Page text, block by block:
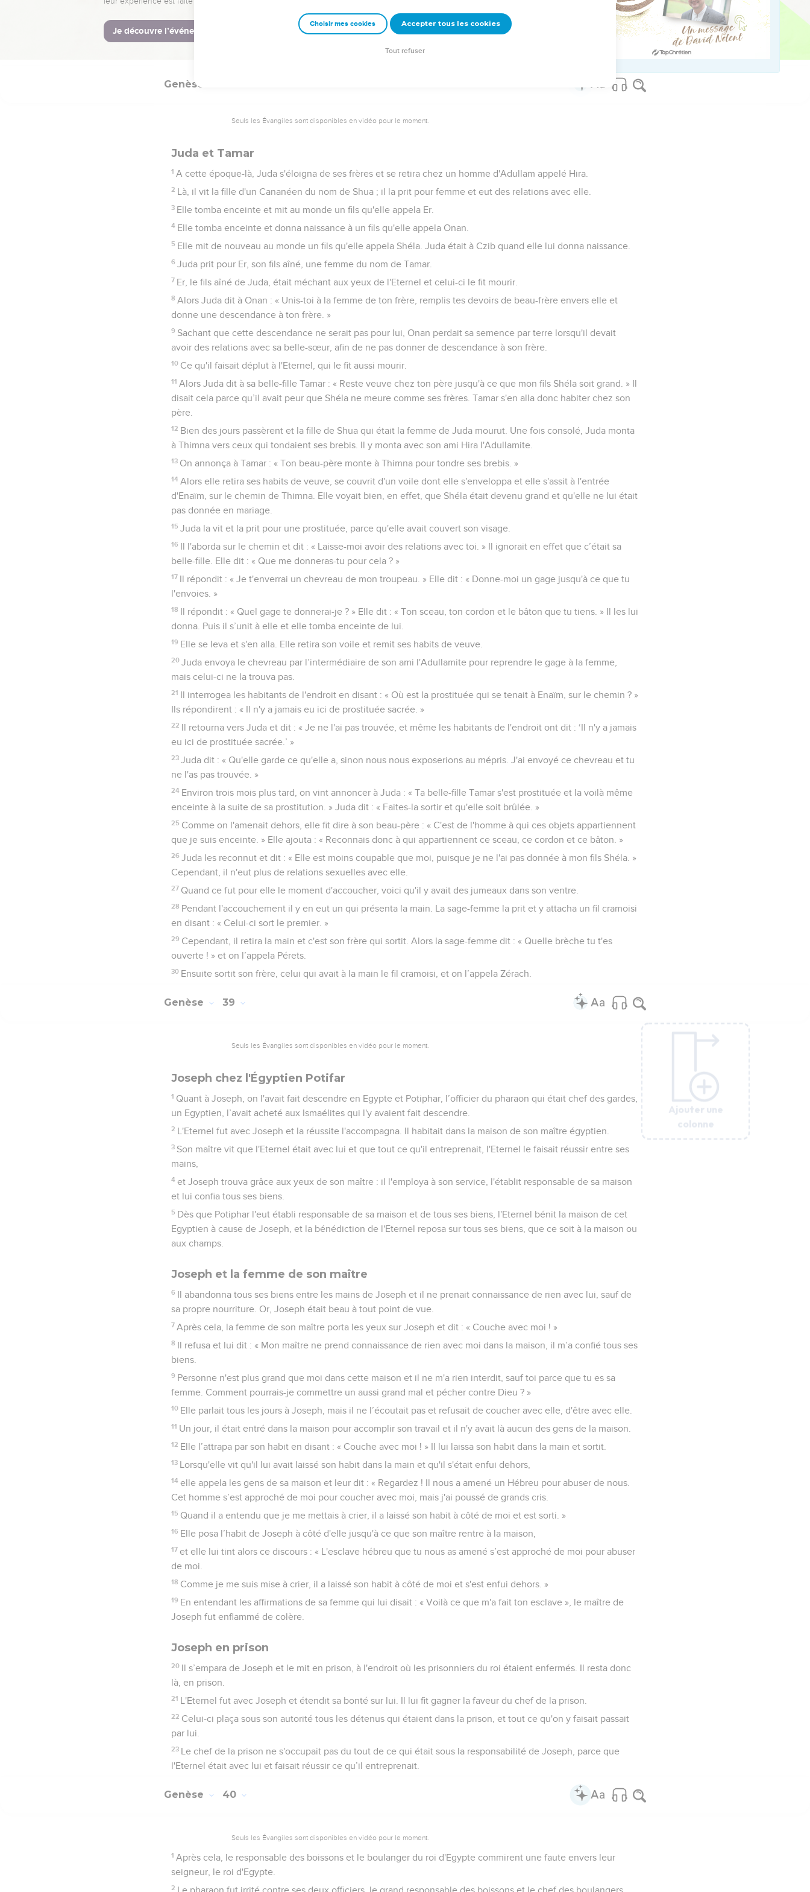
le deuil que je descendrai vers mon fils au séjour des morts », et il pleurait son fils.
36 Quant aux Madianites, ils vendirent Joseph en Egypte à Potiphar, un officier du pharaon qui était chef des
Ajouter une
colonne
Genèse
Seuls les Évangiles sont disponibles en vidéo pour le moment.
Juda et Tamar
1 A cette époque-là, Juda s'éloigna de ses frères et se retira chez un homme d'Adullam appelé Hira.
2 Là, il vit la fille d'un Cananéen du nom de Shua ; il la prit pour femme et eut des relations avec elle.
3 Elle tomba enceinte et mit au monde un fils qu'elle appela Er.
4 Elle tomba enceinte et donna naissance à un fils qu'elle appela Onan.
5 Elle mit de nouveau au monde un fils qu'elle appela Shéla. Juda était à Czib quand elle lui donna naissance.
6 Juda prit pour Er, son fils aîné, une femme du nom de Tamar.
7 Er, le fils aîné de Juda, était méchant aux yeux de l'Eternel et celui-ci le fit mourir.
8 Alors Juda dit à Onan : « Unis-toi à la femme de ton frère, remplis tes devoirs de beau-frère envers elle et
donne une descendance à ton frère. »
9 Sachant que cette descendance ne serait pas pour lui, Onan perdait sa semence par terre lorsqu'il devait
avoir des relations avec sa belle-sœur, afin de ne pas donner de descendance à son frère.
10 Ce qu'il faisait déplut à l'Eternel, qui le fit aussi mourir.
11 Alors Juda dit à sa belle-fille Tamar : « Reste veuve chez ton père jusqu'à ce que mon fils Shéla soit grand. » Il
disait cela parce qu’il avait peur que Shéla ne meure comme ses frères. Tamar s'en alla donc habiter chez son
père.
12 Bien des jours passèrent et la fille de Shua qui était la femme de Juda mourut. Une fois consolé, Juda monta
à Thimna vers ceux qui tondaient ses brebis. Il y monta avec son ami Hira l'Adullamite.
13 On annonça à Tamar : « Ton beau-père monte à Thimna pour tondre ses brebis. »
14 Alors elle retira ses habits de veuve, se couvrit d'un voile dont elle s'enveloppa et elle s'assit à l'entrée
d'Enaïm, sur le chemin de Thimna. Elle voyait bien, en effet, que Shéla était devenu grand et qu'elle ne lui était
pas donnée en mariage.
15 Juda la vit et la prit pour une prostituée, parce qu'elle avait couvert son visage.
16 Il l'aborda sur le chemin et dit : « Laisse-moi avoir des relations avec toi. » Il ignorait en effet que c’était sa
belle-fille. Elle dit : « Que me donneras-tu pour cela ? »
17 Il répondit : « Je t'enverrai un chevreau de mon troupeau. » Elle dit : « Donne-moi un gage jusqu'à ce que tu
l'envoies. »
18 Il répondit : « Quel gage te donnerai-je ? » Elle dit : « Ton sceau, ton cordon et le bâton que tu tiens. » Il les lui
donna. Puis il s’unit à elle et elle tomba enceinte de lui.
19 Elle se leva et s'en alla. Elle retira son voile et remit ses habits de veuve.
20 Juda envoya le chevreau par l’intermédiaire de son ami l'Adullamite pour reprendre le gage à la femme,
mais celui-ci ne la trouva pas.
21 Il interrogea les habitants de l'endroit en disant : « Où est la prostituée qui se tenait à Enaïm, sur le chemin ? »
Ils répondirent : « Il n'y a jamais eu ici de prostituée sacrée. »
22 Il retourna vers Juda et dit : « Je ne l'ai pas trouvée, et même les habitants de l'endroit ont dit : ‘Il n'y a jamais
eu ici de prostituée sacrée.’ »
23 Juda dit : « Qu'elle garde ce qu'elle a, sinon nous nous exposerions au mépris. J'ai envoyé ce chevreau et tu
ne l'as pas trouvée. »
24 Environ trois mois plus tard, on vint annoncer à Juda : « Ta belle-fille Tamar s'est prostituée et la voilà même
enceinte à la suite de sa prostitution. » Juda dit : « Faites-la sortir et qu'elle soit brûlée. »
25 Comme on l'amenait dehors, elle fit dire à son beau-père : « C'est de l'homme à qui ces objets appartiennent
que je suis enceinte. » Elle ajouta : « Reconnais donc à qui appartiennent ce sceau, ce cordon et ce bâton. »
26 Juda les reconnut et dit : « Elle est moins coupable que moi, puisque je ne l'ai pas donnée à mon fils Shéla. »
Cependant, il n'eut plus de relations sexuelles avec elle.
27 Quand ce fut pour elle le moment d'accoucher, voici qu'il y avait des jumeaux dans son ventre.
28 Pendant l'accouchement il y en eut un qui présenta la main. La sage-femme la prit et y attacha un fil cramoisi
en disant : « Celui-ci sort le premier. »
29 Cependant, il retira la main et c'est son frère qui sortit. Alors la sage-femme dit : « Quelle brèche tu t'es
ouverte ! » et on l’appela Pérets.
30 Ensuite sortit son frère, celui qui avait à la main le fil cramoisi, et on l’appela Zérach.
Ajouter une
colonne
Genèse 39
Seuls les Évangiles sont disponibles en vidéo pour le moment.
Joseph chez l'Égyptien Potifar
1 Quant à Joseph, on l'avait fait descendre en Egypte et Potiphar, l’officier du pharaon qui était chef des gardes,
un Egyptien, l’avait acheté aux Ismaélites qui l'y avaient fait descendre.
2 L'Eternel fut avec Joseph et la réussite l'accompagna. Il habitait dans la maison de son maître égyptien.
3 Son maître vit que l'Eternel était avec lui et que tout ce qu'il entreprenait, l'Eternel le faisait réussir entre ses
mains,
4 et Joseph trouva grâce aux yeux de son maître : il l'employa à son service, l'établit responsable de sa maison
et lui confia tous ses biens.
5 Dès que Potiphar l'eut établi responsable de sa maison et de tous ses biens, l'Eternel bénit la maison de cet
Egyptien à cause de Joseph, et la bénédiction de l'Eternel reposa sur tous ses biens, que ce soit à la maison ou
aux champs.
Joseph et la femme de son maître
6 Il abandonna tous ses biens entre les mains de Joseph et il ne prenait connaissance de rien avec lui, sauf de
sa propre nourriture. Or, Joseph était beau à tout point de vue.
7 Après cela, la femme de son maître porta les yeux sur Joseph et dit : « Couche avec moi ! »
8 Il refusa et lui dit : « Mon maître ne prend connaissance de rien avec moi dans la maison, il m’a confié tous ses
biens.
9 Personne n'est plus grand que moi dans cette maison et il ne m'a rien interdit, sauf toi parce que tu es sa
femme. Comment pourrais-je commettre un aussi grand mal et pécher contre Dieu ? »
10 Elle parlait tous les jours à Joseph, mais il ne l’écoutait pas et refusait de coucher avec elle, d'être avec elle.
11 Un jour, il était entré dans la maison pour accomplir son travail et il n'y avait là aucun des gens de la maison.
12 Elle l’attrapa par son habit en disant : « Couche avec moi ! » Il lui laissa son habit dans la main et sortit.
13 Lorsqu'elle vit qu'il lui avait laissé son habit dans la main et qu'il s'était enfui dehors,
14 elle appela les gens de sa maison et leur dit : « Regardez ! Il nous a amené un Hébreu pour abuser de nous.
Cet homme s’est approché de moi pour coucher avec moi, mais j'ai poussé de grands cris.
15 Quand il a entendu que je me mettais à crier, il a laissé son habit à côté de moi et est sorti. »
16 Elle posa l’habit de Joseph à côté d'elle jusqu'à ce que son maître rentre à la maison,
17 et elle lui tint alors ce discours : « L'esclave hébreu que tu nous as amené s’est approché de moi pour abuser
de moi.
18 Comme je me suis mise à crier, il a laissé son habit à côté de moi et s'est enfui dehors. »
19 En entendant les affirmations de sa femme qui lui disait : « Voilà ce que m'a fait ton esclave », le maître de
Joseph fut enflammé de colère.
Joseph en prison
20 Il s’empara de Joseph et le mit en prison, à l'endroit où les prisonniers du roi étaient enfermés. Il resta donc
là, en prison.
21 L'Eternel fut avec Joseph et étendit sa bonté sur lui. Il lui fit gagner la faveur du chef de la prison.
22 Celui-ci plaça sous son autorité tous les détenus qui étaient dans la prison, et tout ce qu'on y faisait passait
par lui.
23 Le chef de la prison ne s'occupait pas du tout de ce qui était sous la responsabilité de Joseph, parce que
l'Eternel était avec lui et faisait réussir ce qu’il entreprenait.
Ajouter une
colonne
Genèse 40
Seuls les Évangiles sont disponibles en vidéo pour le moment.
1 Après cela, le responsable des boissons et le boulanger du roi d'Egypte commirent une faute envers leur
seigneur, le roi d'Egypte.
2 Le pharaon fut irrité contre ses deux officiers, le grand responsable des boissons et le chef des boulangers.
Ajouter une
colonne
Ajouter une
colonne
Ajouter une
colonne
Choisir mes cookies Accepter tous les cookies
Tout refuser